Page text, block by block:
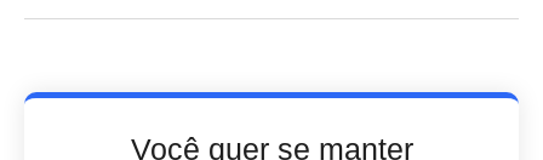
Você quer se manter